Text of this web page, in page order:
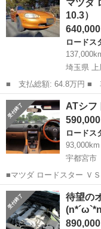
幌キレイですが強めの雨だと多少雨
り...
マツダ
10.3）
640,000
ロードス
埼玉県 上
■ 支払総額: 64.8万円 ■ 車両本体価格： 640,000 円 ■ メーカー
名： マツダ ■ 車種名
ケージ ■ 排気量：
ョ...
埼玉 上尾市 ロー
ATシフ
590,000
ロードス
93,000km
宇都宮市
■マツダ ロードスター Ｖ
carno=018617 ■■保証人不要の新システム 格安長期レンタカー■■ ミ
ツクニの新システムレン
栃木 宇都宮市 ロ
待望の
890,000